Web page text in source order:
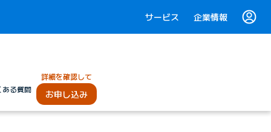
サービス 企業情報
ある質問
詳細を確認して
お申し込み